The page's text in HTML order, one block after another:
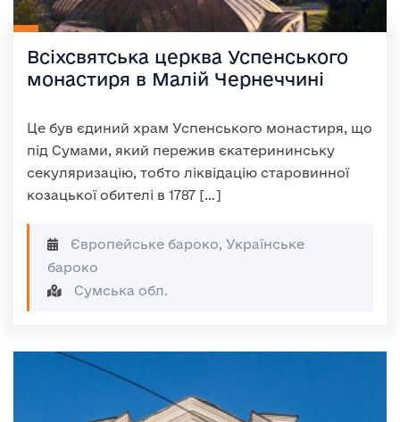
Всіхсвятська церква Успенського
монастиря в Малій Чернеччині
Це був єдиний храм Успенського монастиря, що
під Сумами, який пережив єкатерининську
секуляризацію, тобто ліквідацію старовинної
козацької обителі в 1787 […]
Європейське бароко, Українське
бароко
Сумська обл.